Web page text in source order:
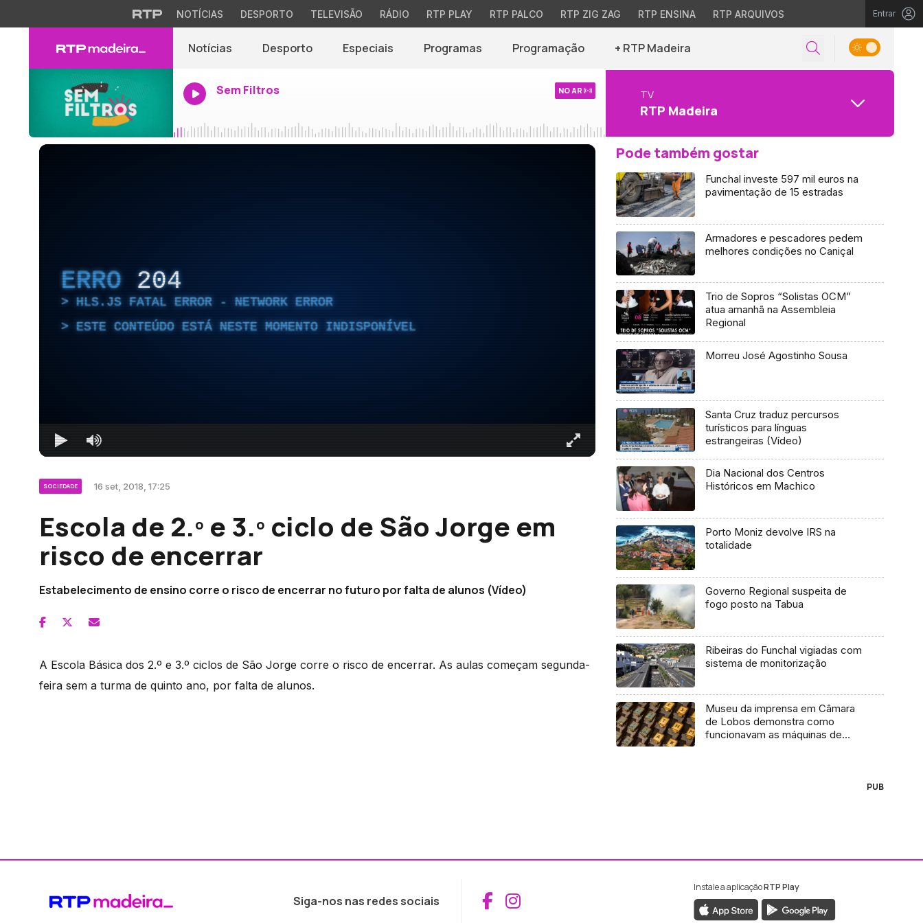
NOTÍCIAS DESPORTO TELEVISÃO RÁDIO RTP PLAY RTP PALCO RTP ZIG ZAG RTP ENSINA RTP ARQUIVOS Entrar
Notícias Desporto Especiais Programas Programação + RTP Madeira
Sem Filtros NO AR TV
RTP Madeira
ERRO 204
HLS.JS FATAL ERROR - NETWORK ERROR
ESTE CONTEÚDO ESTÁ NESTE MOMENTO INDISPONÍVEL
SOCIEDADE 16 set, 2018, 17:25
Escola de 2.º e 3.º ciclo de São Jorge em
risco de encerrar
Estabelecimento de ensino corre o risco de encerrar no futuro por falta de alunos (Vídeo)
A Escola Básica dos 2.º e 3.º ciclos de São Jorge corre o risco de encerrar. As aulas começam segunda-
feira sem a turma de quinto ano, por falta de alunos.
Pode também gostar
Funchal investe 597 mil euros na
pavimentação de 15 estradas
Armadores e pescadores pedem
melhores condições no Caniçal
Trio de Sopros “Solistas OCM”
atua amanhã na Assembleia
Regional
Morreu José Agostinho Sousa
Santa Cruz traduz percursos
turísticos para línguas
estrangeiras (Vídeo)
Dia Nacional dos Centros
Históricos em Machico
Porto Moniz devolve IRS na
totalidade
Governo Regional suspeita de
fogo posto na Tabua
Ribeiras do Funchal vigiadas com
sistema de monitorização
Museu da imprensa em Câmara
de Lobos demonstra como
funcionavam as máquinas de
PUB
Siga-nos nas redes sociais Aceder ao Facebook da RTP Madeira
Aceder ao Instagram da RTP Madeira
Instale a aplicaçãoRTP Play